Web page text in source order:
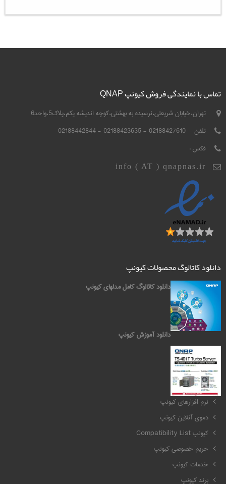
تماس با نمایندگی فروش کیونپ QNAP
تهران،خیابان شریعتی،نرسیده به بهشتی،کوچه اندیشه یکم،پلاک5،واحد6
تلفن : 02188427610 - 02188423635 - 02188442844
فکس :
info ( AT ) qnapnas.ir
دانلود کاتالوگ محصولات کیونپ
دانلود کاتالوگ کامل مدلهای کیونپ
دانلود آموزش کیونپ
کیونپ QNAP
نرم افزارهای کیونپ
دموی آنلاین کیونپ
کیونپ Compatibility List
حریم خصوصی کیونپ
خدمات کیونپ
برند کیونپ